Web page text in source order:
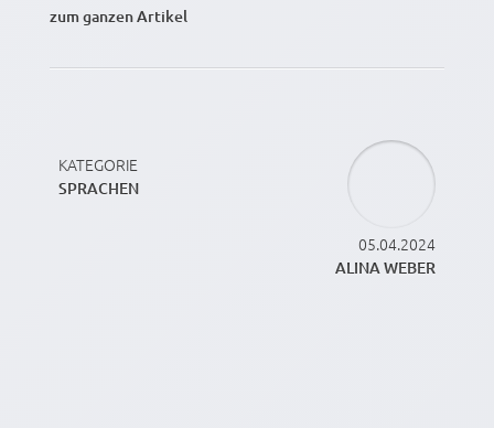
zum ganzen Artikel
KATEGORIE
SPRACHEN
05.04.2024
ALINA WEBER